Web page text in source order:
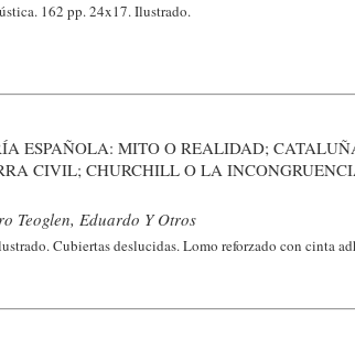
162 pp. 24x17. Ilustrado.
ESPAÑOLA: MITO O REALIDAD;
CIVIL; CHURCHILL O LA
Teoglen, Eduardo Y Otros
Cubiertas deslucidas. Lomo reforzado con cinta